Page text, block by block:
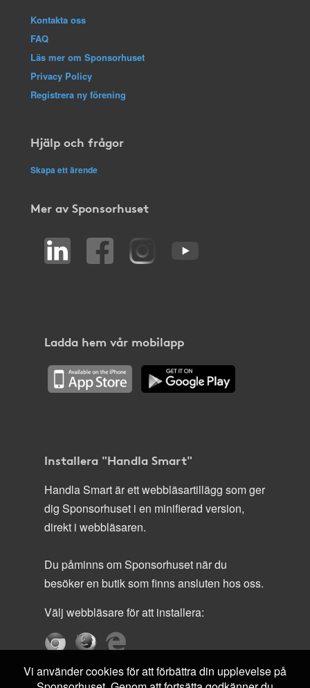
Kontakta oss
FAQ
Läs mer om Sponsorhuset
Privacy Policy
Registrera ny förening
Hjälp och frågor
Skapa ett ärende
Mer av Sponsorhuset
Ladda hem vår mobilapp
Installera "Handla Smart"
Handla Smart är ett webbläsartillägg som ger
dig Sponsorhuset i en minifierad version,
direkt i webbläsaren.
Du påminns om Sponsorhuset när du
besöker en butik som finns ansluten hos oss.
Välj webbläsare för att installera:
Vi använder cookies för att förbättra din upplevelse på